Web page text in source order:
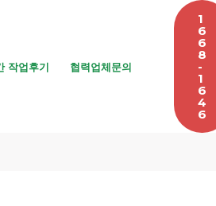
작업후기 협력업체문의
1
6
6
8
-
1
6
4
6